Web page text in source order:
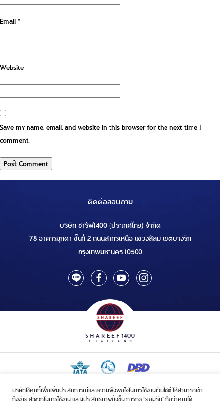
บริษัทใช้คุกกี้เพื่อเพิ่มประสบการณ์และความพึงพอใจในการใช้งานเว็บไซต์ ให้สามารถเข้า
ถึงง่าย สะดวกในการใช้งาน และมีประสิทธิภาพยิ่งขึ้น การกด “ยอมรับ” ถือว่าคุณได้
Email*
Website
Save my name, email, and website in this browser for the next time I
comment.
ติดต่อสอบถาม
บริษัท ชารีฟ1400 (ประเทศไทย) จำกัด
78 อาคารมุกดา ชั้นที่ 2 ถนนสาทรเหนือ แขวงสีลม เขตบางรัก
กรุงเทพมหานคร 10500
ใบอนุญาตเป็นผู้ประกอบกิจการรับจัดบริการขนส่งในกิจการฮัจย์เลขที่ 1/2568